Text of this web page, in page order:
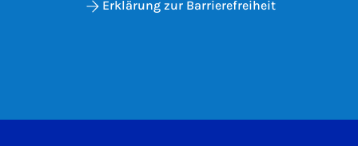
Erklärung zur Barrierefreiheit